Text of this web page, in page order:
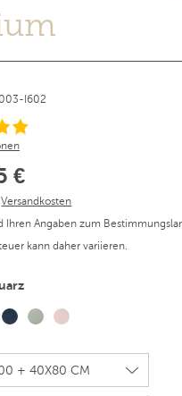
I602
€
Versandkosten
Angaben zum
kann daher variieren.